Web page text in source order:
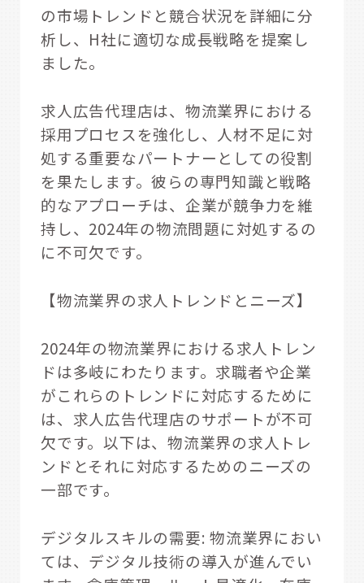
の市場トレンドと競合状況を詳細に分
析し、H社に適切な成長戦略を提案し
ました。
求人広告代理店は、物流業界における
採用プロセスを強化し、人材不足に対
処する重要なパートナーとしての役割
を果たします。彼らの専門知識と戦略
的なアプローチは、企業が競争力を維
持し、2024年の物流問題に対処するの
に不可欠です。
【物流業界の求人トレンドとニーズ】
2024年の物流業界における求人トレン
ドは多岐にわたります。求職者や企業
がこれらのトレンドに対応するために
は、求人広告代理店のサポートが不可
欠です。以下は、物流業界の求人トレ
ンドとそれに対応するためのニーズの
一部です。
デジタルスキルの需要: 物流業界におい
ては、デジタル技術の導入が進んでい